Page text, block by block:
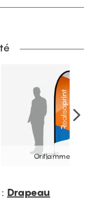
Oriflamme
Drapeau